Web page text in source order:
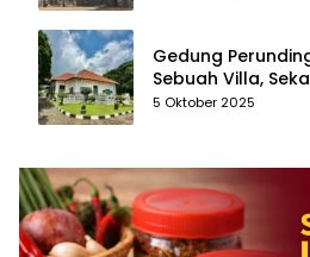
Gedung
Sebuah Villa,
yang Mengubah
5 Oktober 2025